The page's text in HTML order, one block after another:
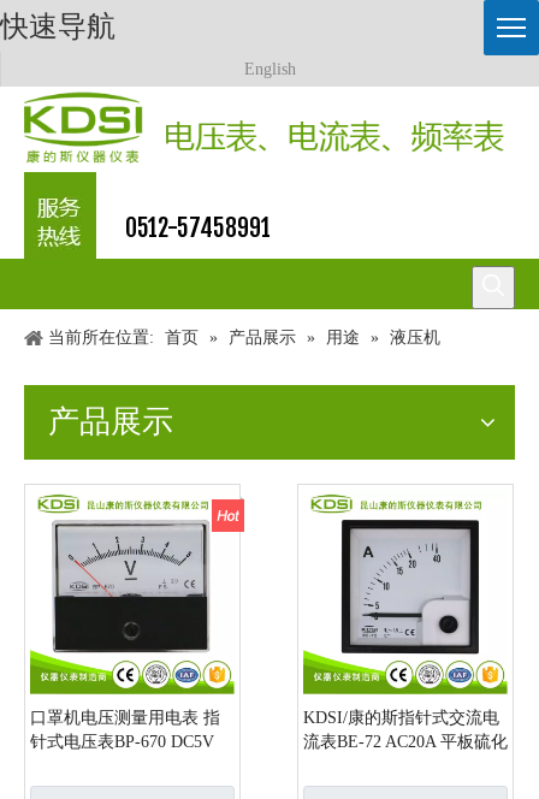
快速导航
English
0512-57458991
当前所在位置: 首页 » 产品展示 » 用途 » 液压机
产品展示
口罩机电压测量用电表 指
针式电压表BP-670 DC5V
KDSI/康的斯指针式交流电
流表BE-72 AC20A 平板硫化